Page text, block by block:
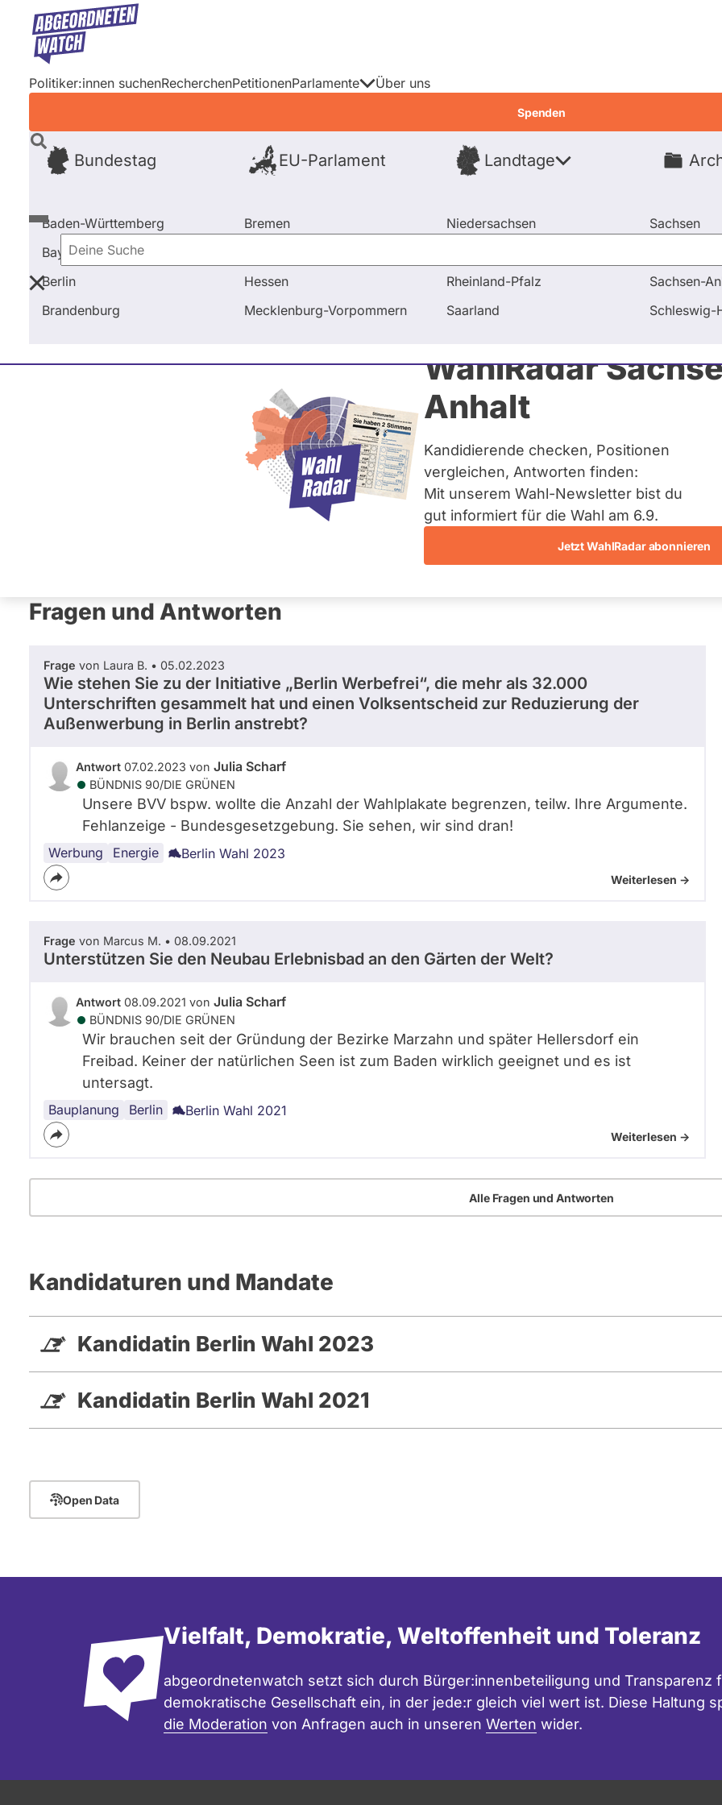
Direkt
Inhalt
Politiker:innen suchenRecherchenPetitionenParlamente
Bundestag EU-Parlament Landtage
Baden-Württemberg
Bayern
Berlin
Brandenburg
Bremen
Hessen
Mecklenburg-Vorpommern
Niedersachsen
Rheinland-Pfalz
Saarland
Sachsen
Sachsen-
Schleswig-
Über uns
Spenden
Deine
Suche
WahlRadar
Anhalt
Kandidierende checken, Positionen
vergleichen, Antworten finden:
Mit unserem Wahl-Newsletter bist du
gut informiert für die Wahl am 6.9.
Jetzt WahlRadar abonnieren
Startseite Frage stellen Julia Scharf
Julia Scharf
BÜNDNIS 90/­DIE GRÜNEN
Diese Politikerin hat kein aktuelles und kein zukünftiges
Mandat und keine Direktandidatur auf Landes-, Bundes-
oder EU-Ebene. Mögliche Kandidaturen über eine
Wahlliste werden bei uns nicht erfasst.
Fragen und Antworten
Frage von Laura B. • 05.02.2023
Wie stehen Sie zu der Initiative „Berlin Werbefrei“, die mehr als 32.000
Unterschriften gesammelt hat und einen Volksentscheid zur Reduzierung der
Außenwerbung in Berlin anstrebt?
Antwort 07.02.2023 von Julia Scharf
BÜNDNIS 90/­DIE GRÜNEN
Unsere BVV bspw. wollte die Anzahl der Wahlplakate begrenzen, teilw. Ihre Argumente.
Fehlanzeige - Bundesgesetzgebung. Sie sehen, wir sind dran!
Werbung Energie Berlin Wahl 2023
Weiterlesen ->
Frage von Marcus M. • 08.09.2021
Unterstützen Sie den Neubau Erlebnisbad an den Gärten der Welt?
Antwort 08.09.2021 von Julia Scharf
BÜNDNIS 90/­DIE GRÜNEN
Wir brauchen seit der Gründung der Bezirke Marzahn und später Hellersdorf ein
Freibad. Keiner der natürlichen Seen ist zum Baden wirklich geeignet und es ist
untersagt.
Bauplanung Berlin
Regionales
Schwimmbäder Berlin Wahl 2021
Weiterlesen ->
Alle Fragen und Antworten
Kandidaturen und Mandate
Kandidatin Berlin Wahl 2023
Kandidatin Berlin Wahl 2021
Open Data
Vielfalt, Demokratie, Weltoffenheit und Toleranz
abgeordnetenwatch setzt sich durch Bürger:innenbeteiligung und Transparenz
demokratische Gesellschaft ein, in der jede:r gleich viel wert ist. Diese Haltung
die Moderation von Anfragen auch in unseren Werten wider.